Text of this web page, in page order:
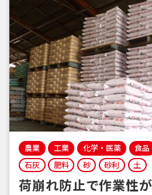
農業 工業 化学・医薬 食品
石灰
肥料 砂 砂利 土
荷崩れ防止で作業性が